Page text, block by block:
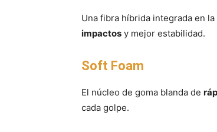
Una fibra híbrida integrada en
impactos y mejor estabilidad.
Soft Foam
El núcleo de goma blanda de
cada golpe.